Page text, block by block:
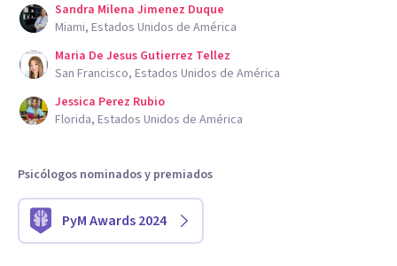
Sandra Milena Jimenez Duque
Miami, Estados Unidos de América
Maria De Jesus Gutierrez Tellez
San Francisco, Estados Unidos de América
Jessica Perez Rubio
Florida, Estados Unidos de América
Psicólogos nominados y premiados
PyM Awards 2024